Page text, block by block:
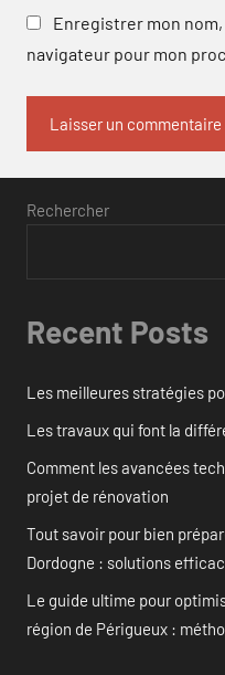
Enregistrer mon
navigateur pour mon
Rechercher
Recent Posts
Les meilleures stratégies
Les travaux qui font la
Comment les avancées
projet de rénovation
Tout savoir pour bien
Dordogne : solutions
Le guide ultime pour
région de Périgueux :